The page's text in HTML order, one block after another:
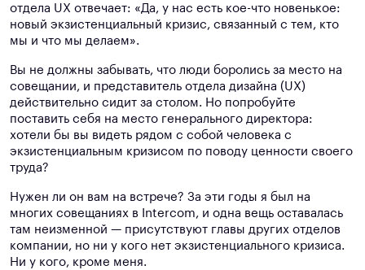
отдела UX отвечает: «Да, у нас есть кое-что новенькое:
новый экзистенциальный кризис, связанный с тем, кто
мы и что мы делаем».
Вы не должны забывать, что люди боролись за место на
совещании, и представитель отдела дизайна (UX)
действительно сидит за столом. Но попробуйте
поставить себя на место генерального директора:
хотели бы вы видеть рядом с собой человека с
экзистенциальным кризисом по поводу ценности своего
труда?
Нужен ли он вам на встрече? За эти годы я был на
многих совещаниях в Intercom, и одна вещь оставалась
там неизменной — присутствуют главы других отделов
компании, но ни у кого нет экзистенциального кризиса.
Ни у кого, кроме меня.